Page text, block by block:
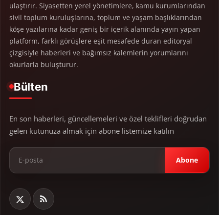
ulaştırır. Siyasetten yerel yönetimlere, kamu kurumlarından
sivil toplum kuruluşlarına, toplum ve yaşam başlıklarından
köşe yazılarına kadar geniş bir içerik alanında yayın yapan
platform, farklı görüşlere eşit mesafede duran editoryal
çizgisiyle haberleri ve bağımsız kalemlerin yorumlarını
okurlarla buluşturur.
Bülten
En son haberleri, güncellemeleri ve özel teklifleri doğrudan
gelen kutunuza almak için abone listemize katılın
Abone